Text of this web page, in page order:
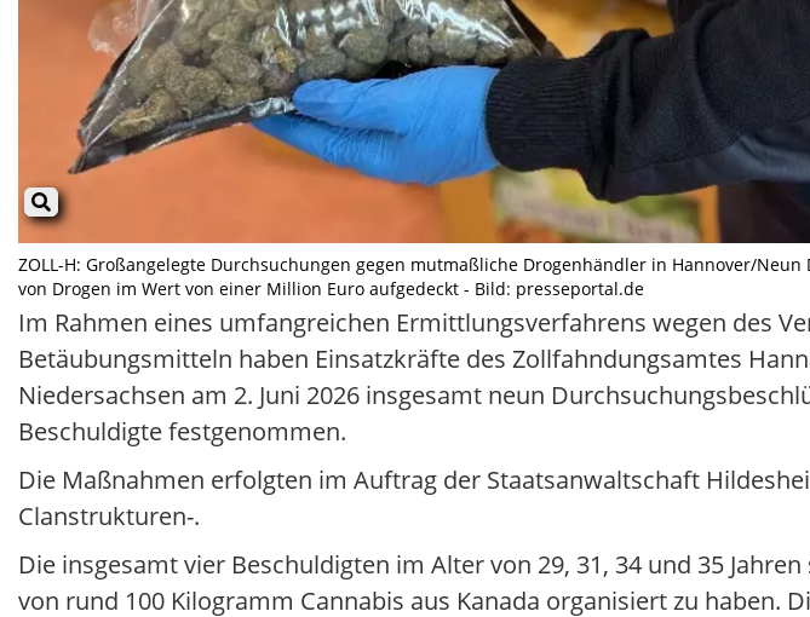
ZOLL-H: Großangelegte Durchsuchungen gegen mutmaßliche Drogenhändler in Hannover/
von Drogen im Wert von einer Million Euro aufgedeckt - Bild: presseportal.de
Im Rahmen eines umfangreichen Ermittlungsverfahrens wegen des
Betäubungsmitteln haben Einsatzkräfte des Zollfahndungsamtes
Niedersachsen am 2. Juni 2026 insgesamt neun
Beschuldigte festgenommen.
Die Maßnahmen erfolgten im Auftrag der Staatsanwaltschaft
Clanstrukturen-.
Die insgesamt vier Beschuldigten im Alter von 29, 31, 34 und 35
von rund 100 Kilogramm Cannabis aus Kanada organisiert zu haben.